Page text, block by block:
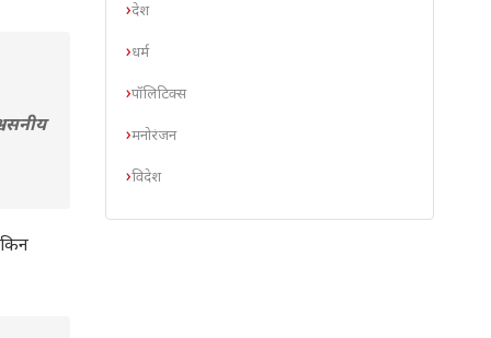
देश
धर्म
पॉलिटिक्स
मनोरंजन
विदेश